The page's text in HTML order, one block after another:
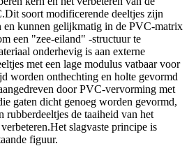
soort modificerende deeltjes zijn
en kunnen gelijkmatig in de PVC-matrix
een ​​"zee-eiland" -structuur te
onderhevig is aan externe
met een lage modulus vatbaar voor
worden onthechting en holte gevormd
door PVC-vervorming met
gaten dicht genoeg worden gevormd,
rubberdeeltjes de taaiheid van het
slagvaste principe is
figuur.